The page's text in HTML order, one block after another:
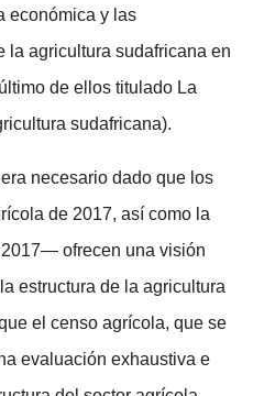
económica y las
la agricultura sudafricana en
de ellos titulado La
sudafricana).
necesario dado que los
de 2017, así como la
ofrecen una visión
estructura de la agricultura
el censo agrícola, que se
evaluación exhaustiva e